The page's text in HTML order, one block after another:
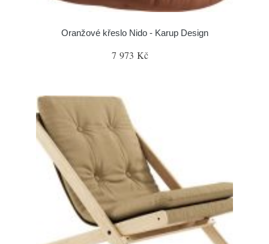
Oranžové křeslo Nido - Karup Design
7 973 Kč